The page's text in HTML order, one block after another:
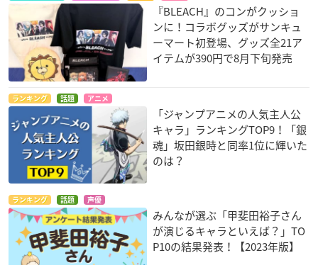
『BLEACH』のコンがクッショ
ンに！コラボグッズがサンキュ
ーマート初登場、グッズ全21ア
イテムが390円で8月下旬発売
ランキング 話題 アニメ
「ジャンプアニメの人気主人公
キャラ」ランキングTOP9！「銀
魂」坂田銀時と同率1位に輝いた
のは？
ランキング 話題 声優
みんなが選ぶ「甲斐田裕子さん
が演じるキャラといえば？」TO
P10の結果発表！【2023年版】